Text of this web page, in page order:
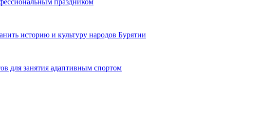
праздником
историю и культуру народов Бурятии
для занятия адаптивным спортом